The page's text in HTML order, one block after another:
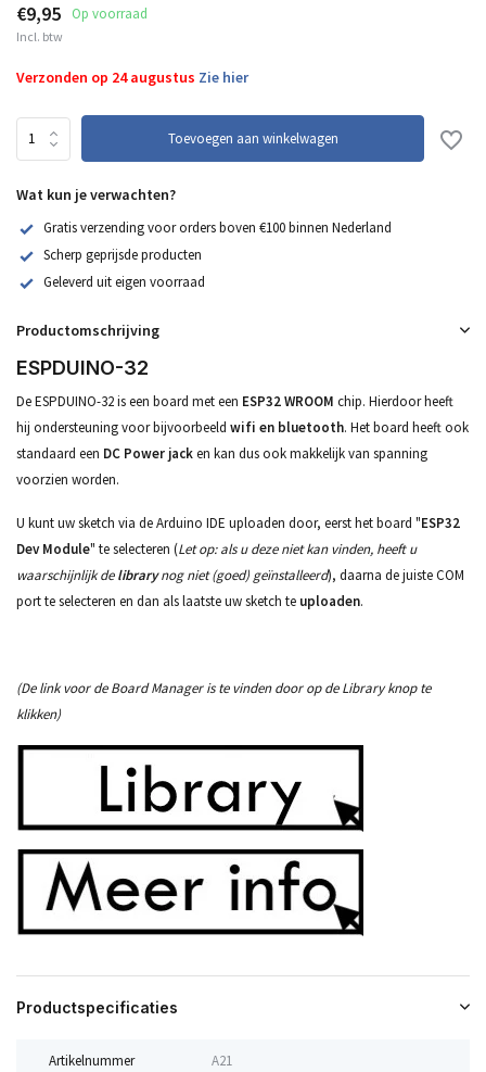
€9,95 Op voorraad
Incl. btw
Verzonden op 24 augustus Zie hier
Toevoegen aan winkelwagen
Wat kun je verwachten?
Gratis verzending voor orders boven €100 binnen Nederland
Scherp geprijsde producten
Geleverd uit eigen voorraad
Productomschrijving
ESPDUINO-32
De ESPDUINO-32 is een board met een ESP32 WROOM chip. Hierdoor heeft
hij ondersteuning voor bijvoorbeeld wifi en bluetooth. Het board heeft ook
standaard een DC Power jacken kan dus ook makkelijk van spanning
voorzien worden.
U kunt uw sketch via de Arduino IDE uploaden door, eerst het board "ESP32
Dev Module" te selecteren (Let op: als u deze niet kan vinden, heeft u
waarschijnlijk delibrarynog niet (goed) geïnstalleerd), daarna de juiste COM
port te selecteren en dan als laatste uw sketch te uploaden.
(De link voor de Board Manager is te vinden door op de Library knop te
klikken)
Productspecificaties
Artikelnummer A21